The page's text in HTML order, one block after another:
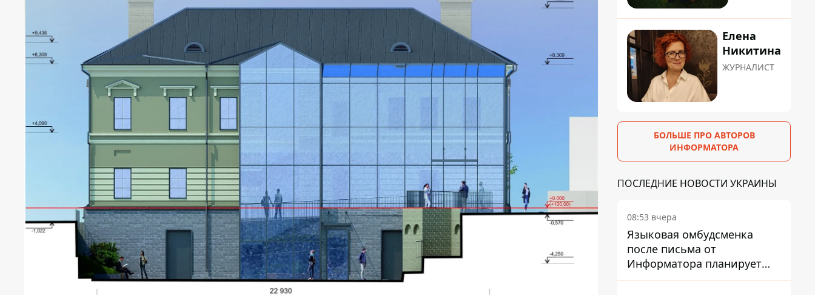
Елена
Никитина
ЖУРНАЛИСТ
БОЛЬШЕ ПРО АВТОРОВ
ИНФОРМАТОРА
ПОСЛЕДНИЕ НОВОСТИ УКРАИНЫ
08:53 вчера
Языковая омбудсменка
после письма от
Информатора планирует
наказать компанию-